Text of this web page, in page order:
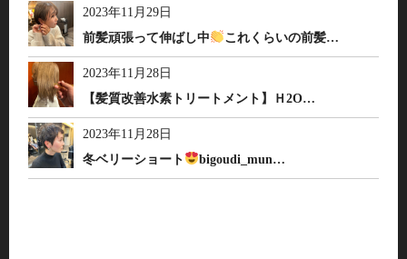
2023年11月29日
前髪頑張って伸ばし中
これくらいの前髪…
2023年11月28日
【髪質改善水素トリートメント】Ｈ2O…
2023年11月28日
冬ベリーショート
bigoudi_mun…